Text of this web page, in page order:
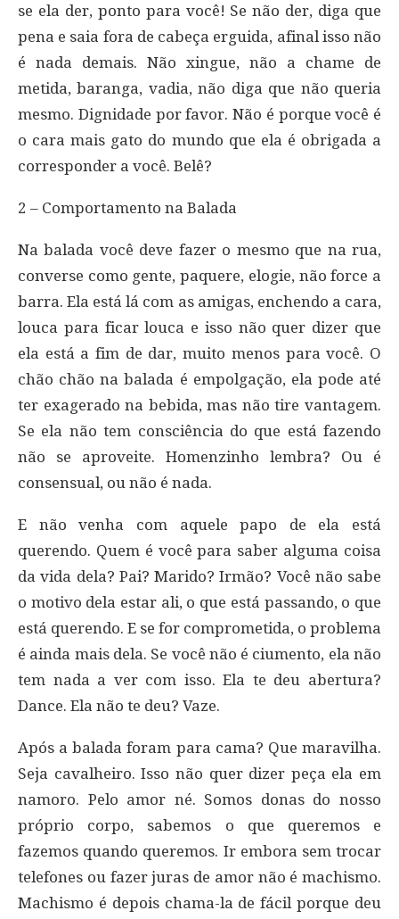
se ela der, ponto para você! Se não der, diga que
pena e saia fora de cabeça erguida, afinal isso não
é nada demais. Não xingue, não a chame de
metida, baranga, vadia, não diga que não queria
mesmo. Dignidade por favor. Não é porque você é
o cara mais gato do mundo que ela é obrigada a
corresponder a você. Belê?
2 – Comportamento na Balada
Na balada você deve fazer o mesmo que na rua,
converse como gente, paquere, elogie, não force a
barra. Ela está lá com as amigas, enchendo a cara,
louca para ficar louca e isso não quer dizer que
ela está a fim de dar, muito menos para você. O
chão chão na balada é empolgação, ela pode até
ter exagerado na bebida, mas não tire vantagem.
Se ela não tem consciência do que está fazendo
não se aproveite. Homenzinho lembra? Ou é
consensual, ou não é nada.
E não venha com aquele papo de ela está
querendo. Quem é você para saber alguma coisa
da vida dela? Pai? Marido? Irmão? Você não sabe
o motivo dela estar ali, o que está passando, o que
está querendo. E se for comprometida, o problema
é ainda mais dela. Se você não é ciumento, ela não
tem nada a ver com isso. Ela te deu abertura?
Dance. Ela não te deu? Vaze.
Após a balada foram para cama? Que maravilha.
Seja cavalheiro. Isso não quer dizer peça ela em
namoro. Pelo amor né. Somos donas do nosso
próprio corpo, sabemos o que queremos e
fazemos quando queremos. Ir embora sem trocar
telefones ou fazer juras de amor não é machismo.
Machismo é depois chama-la de fácil porque deu